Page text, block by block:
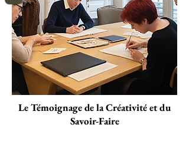
Le Témoignage de la Créativité et du
Savoir-Faire